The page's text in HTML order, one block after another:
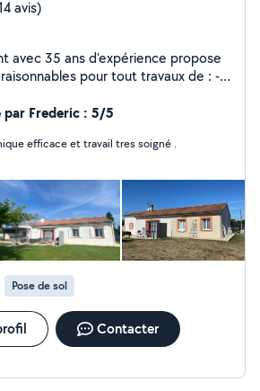
avis)
avec 35 ans d'expérience propose
pour tout travaux de : -
par Frederic : 5/5
efficace et travail tres soigné .
Pose de sol
Contacter